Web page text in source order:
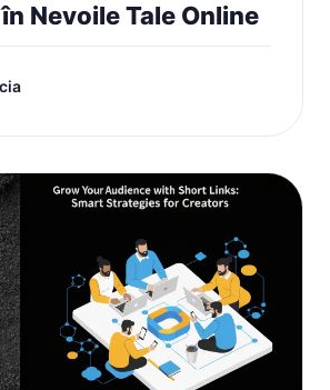
Nevoile Tale Online